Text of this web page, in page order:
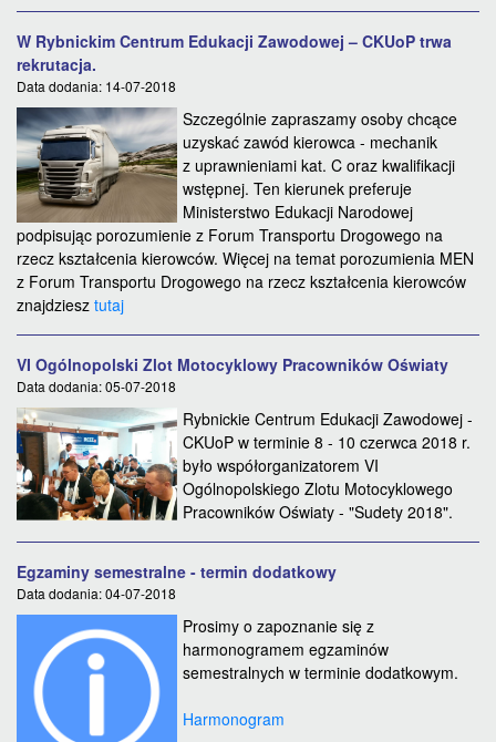
W Rybnickim Centrum Edukacji Zawodowej – CKUoP trwa
rekrutacja.
Data dodania: 14-07-2018
Szczególnie zapraszamy osoby chcące
uzyskać zawód kierowca - mechanik
z uprawnieniami kat. C oraz kwalifikacji
wstępnej. Ten kierunek preferuje
Ministerstwo Edukacji Narodowej
podpisując porozumienie z Forum Transportu Drogowego na
rzecz kształcenia kierowców. Więcej na temat porozumienia MEN
z Forum Transportu Drogowego na rzecz kształcenia kierowców
znajdziesz tutaj
VI Ogólnopolski Zlot Motocyklowy Pracowników Oświaty
Data dodania: 05-07-2018
Rybnickie Centrum Edukacji Zawodowej -
CKUoP w terminie 8 - 10 czerwca 2018 r.
było współorganizatorem VI
Ogólnopolskiego Zlotu Motocyklowego
Pracowników Oświaty - "Sudety 2018".
Egzaminy semestralne - termin dodatkowy
Data dodania: 04-07-2018
Prosimy o zapoznanie się z
harmonogramem egzaminów
semestralnych w terminie dodatkowym.
Harmonogram